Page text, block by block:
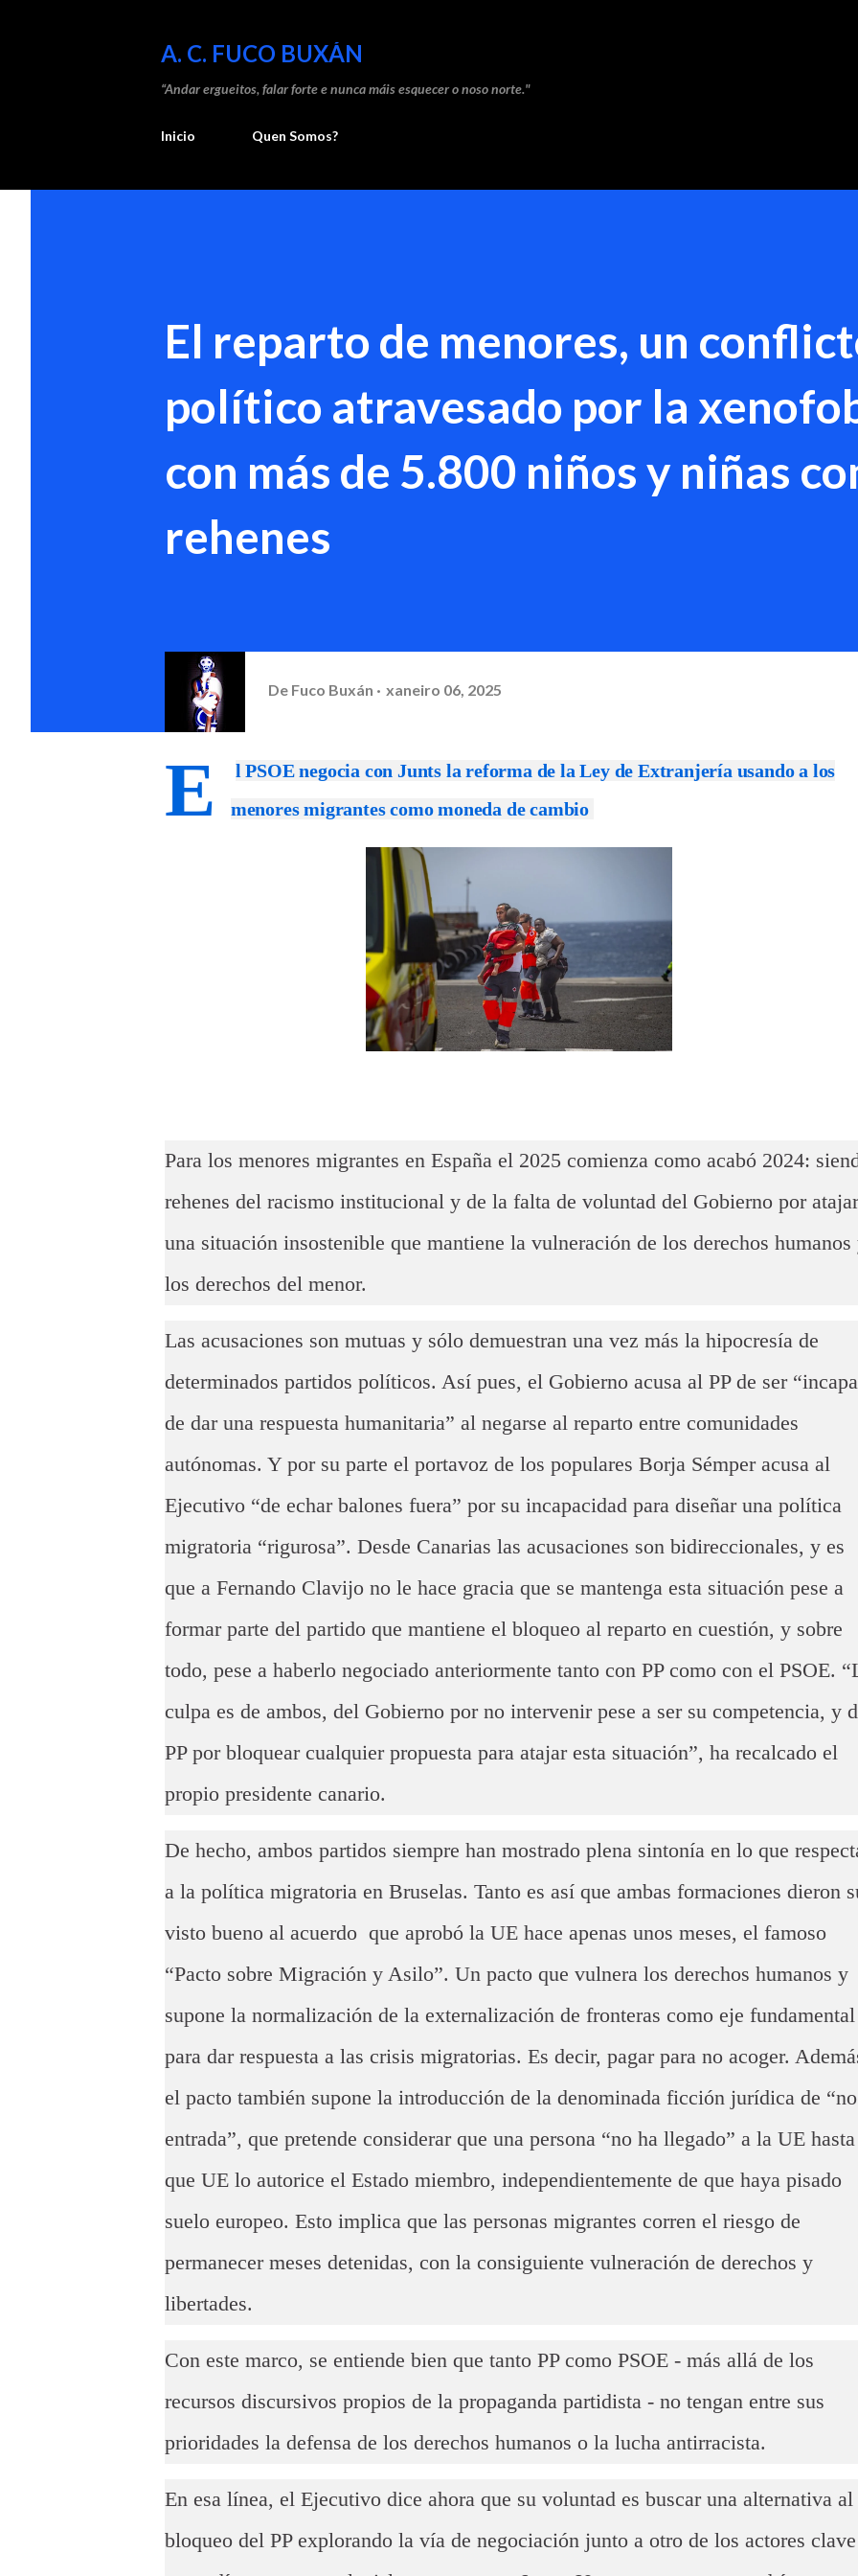
A. C. FUCO BUXÁN
“Andar ergueitos, falar forte e nunca máis esquecer o noso norte."
Inicio Quen Somos?
El reparto de menores, un
político atravesado por la
con más de 5.800 niños y niñas
rehenes
De Fuco Buxán xaneiro 06, 2025
E
l PSOE negocia con Junts la reforma de la Ley de Extranjería usando a los
menores migrantes como moneda de cambio
Para los menores migrantes en España el 2025 comienza como acabó 2024:
rehenes del racismo institucional y de la falta de voluntad del Gobierno por atajar
una situación insostenible que mantiene la vulneración de los derechos humanos
los derechos del menor.
Las acusaciones son mutuas y sólo demuestran una vez más la hipocresía de
determinados partidos políticos. Así pues, el Gobierno acusa al PP de ser
de dar una respuesta humanitaria” al negarse al reparto entre comunidades
autónomas. Y por su parte el portavoz de los populares Borja Sémper acusa al
Ejecutivo “de echar balones fuera” por su incapacidad para diseñar una política
migratoria “rigurosa”. Desde Canarias las acusaciones son bidireccionales, y es
que a Fernando Clavijo no le hace gracia que se mantenga esta situación pese a
formar parte del partido que mantiene el bloqueo al reparto en cuestión, y sobre
todo, pese a haberlo negociado anteriormente tanto con PP como con el PSOE.
culpa es de ambos, del Gobierno por no intervenir pese a ser su competencia, y
PP por bloquear cualquier propuesta para atajar esta situación”, ha recalcado el
propio presidente canario.
De hecho, ambos partidos siempre han mostrado plena sintonía en lo que
a la política migratoria en Bruselas. Tanto es así que ambas formaciones dieron
visto bueno al acuerdo que aprobó la UE hace apenas unos meses, el famoso
“Pacto sobre Migración y Asilo”. Un pacto que vulnera los derechos humanos y
supone la normalización de la externalización de fronteras como eje fundamental
para dar respuesta a las crisis migratorias. Es decir, pagar para no acoger.
el pacto también supone la introducción de la denominada ficción jurídica de “no
entrada”, que pretende considerar que una persona “no ha llegado” a la UE hasta
que UE lo autorice el Estado miembro, independientemente de que haya pisado
suelo europeo. Esto implica que las personas migrantes corren el riesgo de
permanecer meses detenidas, con la consiguiente vulneración de derechos y
libertades.
Con este marco, se entiende bien que tanto PP como PSOE - más allá de los
recursos discursivos propios de la propaganda partidista - no tengan entre sus
prioridades la defensa de los derechos humanos o la lucha antirracista.
En esa línea, el Ejecutivo dice ahora que su voluntad es buscar una alternativa al
bloqueo del PP explorando la vía de negociación junto a otro de los actores clave